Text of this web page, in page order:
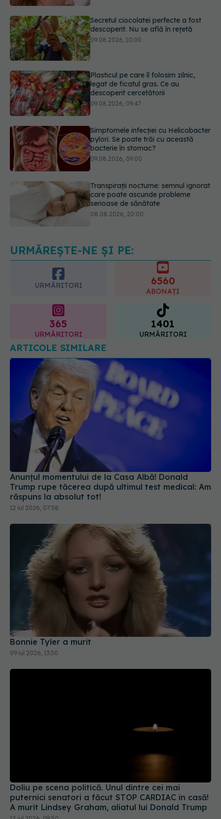
Plasticul pe care îl folosim zilnic,
Simptomele infecției cu Helicobacter
pylori. Se poate trăi cu această
Transpirații nocturne: semnul ignorat
care poate ascunde probleme
Cum folosești uleiul esențial de
rozmarin pentru a opri căderea
URMĂREȘTE-NE ȘI PE:
URMĂRITORI 6560
ABONAȚI
365
URMĂRITORI
1401
URMĂRITORI
ARTICOLE SIMILARE
Anunțul momentului de la Casa Albă! Donald
Trump rupe tăcerea după ultimul test medical: Am
răspuns la absolut tot!
12 iul 2026, 07:58
Bonnie Tyler a murit
09 iul 2026, 13:50
Doliu pe scena politică. Unul dintre cei mai
puternici senatori a făcut STOP CARDIAC în casă!
A murit Lindsey Graham, aliatul lui Donald Trump